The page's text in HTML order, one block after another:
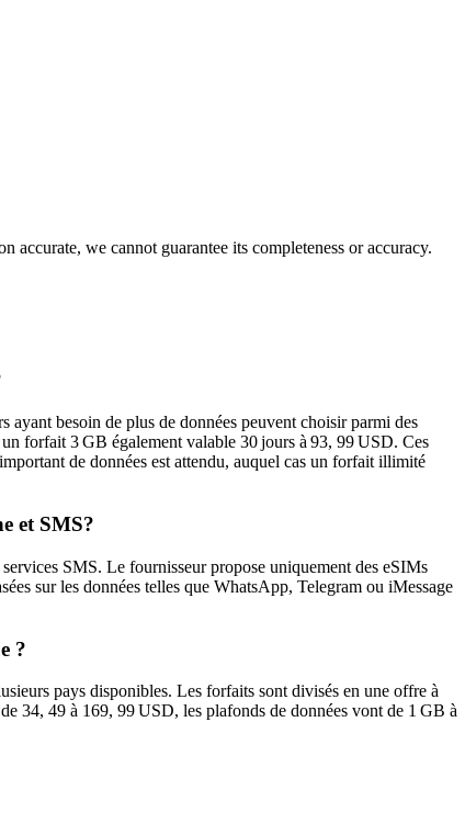
we cannot guarantee its completeness or accuracy.
besoin de plus de données peuvent choisir parmi des
forfait 3 GB également valable 30 jours à 93, 99 USD. Ces
de données est attendu, auquel cas un forfait illimité
et SMS?
SMS. Le fournisseur propose uniquement des eSIMs
sur les données telles que WhatsApp, Telegram ou iMessage
?
pays disponibles. Les forfaits sont divisés en une offre à
34, 49 à 169, 99 USD, les plafonds de données vont de 1 GB à